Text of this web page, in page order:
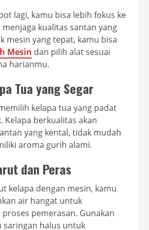
lagi, kamu bisa lebih fokus ke
kualitas santan yang
mesin yang tepat, kamu bisa
Mesin dan pilih alat sesuai
harianmu.
Tua yang Segar
kelapa tua yang padat
Kelapa berkualitas akan
yang kental, tidak mudah
aroma gurih alami.
dan Peras
kelapa dengan mesin, kamu
air hangat untuk
pemerasan. Gunakan
saringan halus untuk